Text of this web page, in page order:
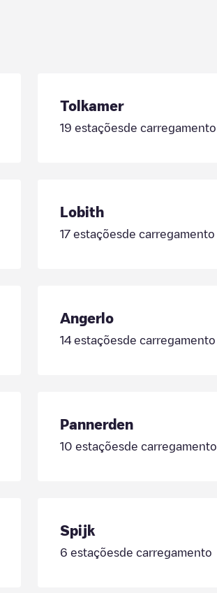
Tolkamer
19 estaçõesde carregamento
Lobith
17 estaçõesde carregamento
Angerlo
14 estaçõesde carregamento
Pannerden
10 estaçõesde carregamento
Spijk
6 estaçõesde carregamento